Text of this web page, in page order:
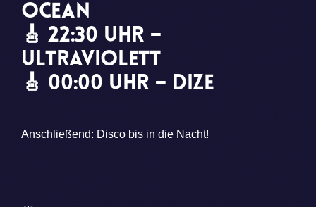
Ocean
🎸 22:30 Uhr –
Ultraviolett
🎸 00:00 Uhr – DIZE
Anschließend: Disco bis in die Nacht!